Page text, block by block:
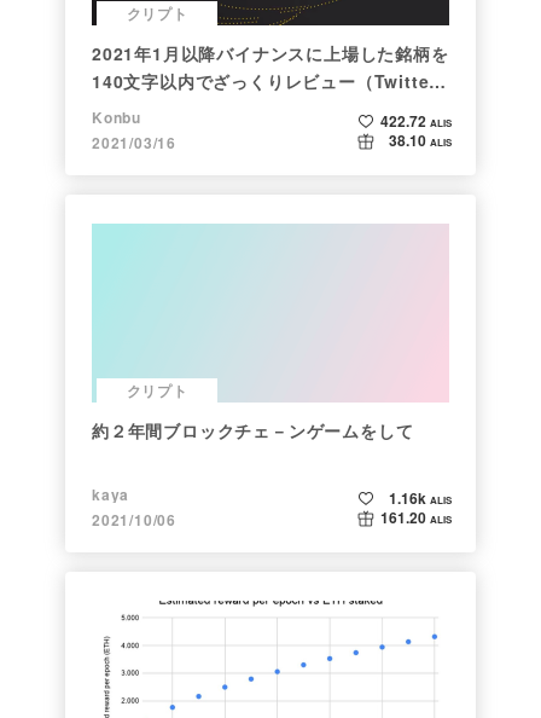
クリプト
2021年1月以降バイナンスに上場した銘柄を
140文字以内でざっくりレビュー（Twitter
向け情報まとめ）
Konbu
2021/03/16
422.72 ALIS
38.10 ALIS
クリプト
約２年間ブロックチェ－ンゲームをして
kaya
2021/10/06
1.16k ALIS
161.20 ALIS